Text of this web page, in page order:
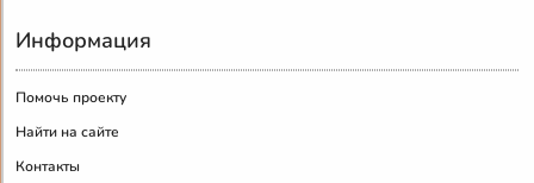
Информация
Помочь проекту
Найти на сайте
Контакты